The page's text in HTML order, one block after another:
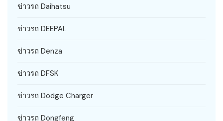
ข่าวรถ Daihatsu
ข่าวรถ DEEPAL
ข่าวรถ Denza
ข่าวรถ DFSK
ข่าวรถ Dodge Charger
ข่าวรถ Dongfeng